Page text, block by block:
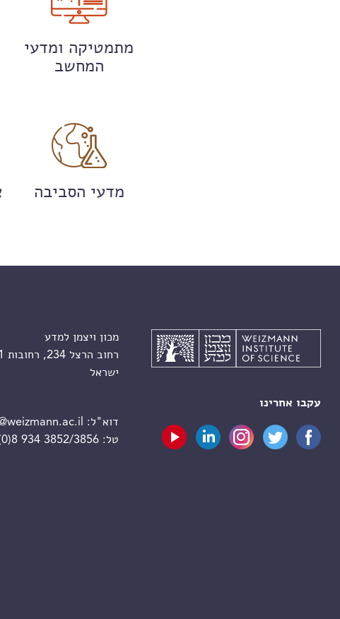
מתמטיקה ומדעי
המחשב
מדעי הסביבה
עקבו אחרינו
מכון ויצמן למדע
רחוב הרצל 234, רחובות 7610001
ישראל
דוא"ל:
טל:934 3852/3856